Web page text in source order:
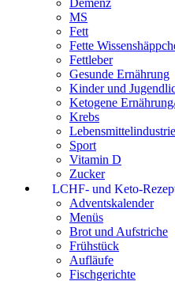
MS
Fett
Fette
Fettleber
Gesunde Ernährung
Kinder und
Ketogene
Krebs
Sport
Vitamin D
Zucker
LCHF- und Keto-
Adventskalender
Menüs
Brot und Aufstriche
Frühstück
Aufläufe
Fischgerichte